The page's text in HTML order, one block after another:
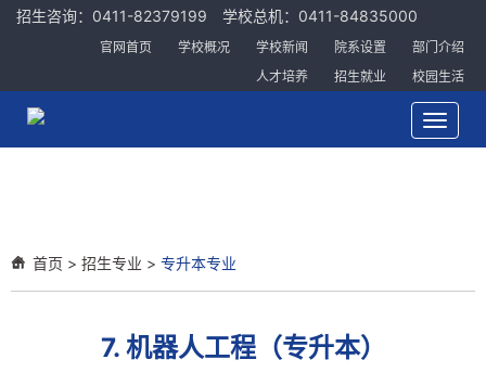
招生咨询：0411-82379199 学校总机：0411-84835000
官网首页 学校概况 学校新闻 院系设置
部门介绍
人才培养
招生就业 校园生活
Toggle
首页 > 招生专业 > 专升本专业
7. 机器人工程（专升本）